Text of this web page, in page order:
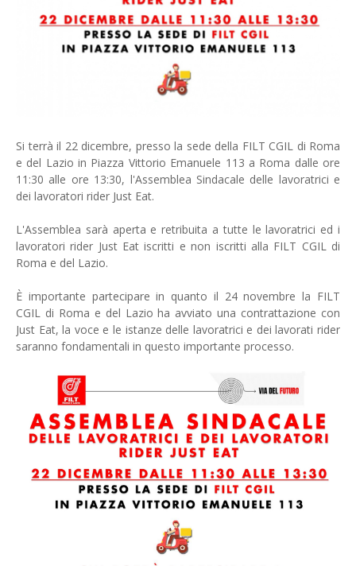
Si terrà il 22 dicembre, presso la sede della FILT CGIL di Roma
e del Lazio in Piazza Vittorio Emanuele 113 a Roma dalle ore
11:30 alle ore 13:30, l'Assemblea Sindacale delle lavoratrici e
dei lavoratori rider Just Eat.
L'Assemblea sarà aperta e retribuita a tutte le lavoratrici ed i
lavoratori rider Just Eat iscritti e non iscritti alla FILT CGIL di
Roma e del Lazio.
È importante partecipare in quanto il 24 novembre la FILT
CGIL di Roma e del Lazio ha avviato una contrattazione con
Just Eat, la voce e le istanze delle lavoratrici e dei lavorati rider
saranno fondamentali in questo importante processo.